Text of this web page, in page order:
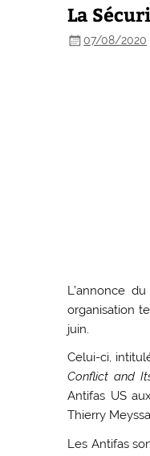
La
07/08/2020
L’annonce
organisation
juin.
Celui-ci,
Conflict and
Antifas US
Thierry
Les Antifas